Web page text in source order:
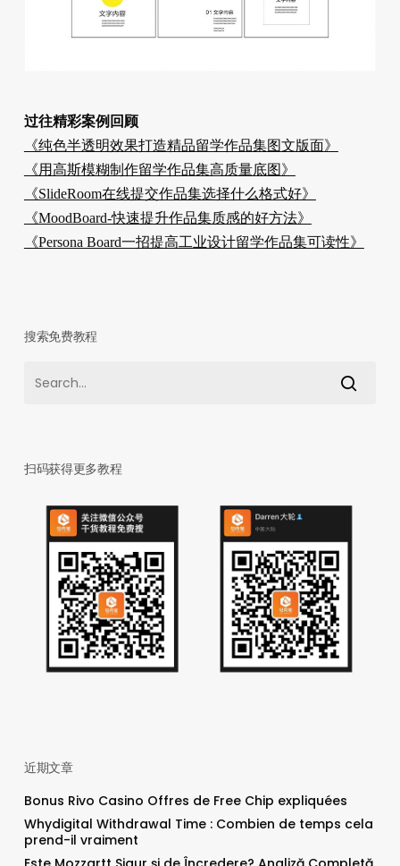
过往精彩案例回顾
《纯色半透明效果打造精品留学作品集图文版面》
《用高斯模糊制作留学作品集高质量底图》
《SlideRoom在线提交作品集选择什么格式好》
《MoodBoard-快速提升作品集质感的好方法》
《Persona Board一招提高工业设计留学作品集可读性》
搜索免费教程
扫码获得更多教程
近期文章
Bonus Rivo Casino Offres de Free Chip expliquées
Whydigital Withdrawal Time : Combien de temps cela
prend-il vraiment